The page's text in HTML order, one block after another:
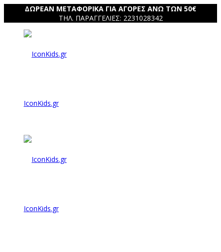
ΔΩΡΕΑΝ ΜΕΤΑΦΟΡΙΚΑ ΓΙΑ ΑΓΟΡΕΣ ΑΝΩ ΤΩΝ 50€
ΤΗΛ. ΠΑΡΑΓΓΕΛΙΕΣ: 2231028342
IconKids.gr
IconKids.gr